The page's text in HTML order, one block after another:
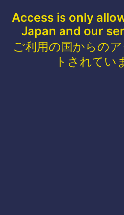
Access is only
Japan and our
ご利用の国からの
トされてい